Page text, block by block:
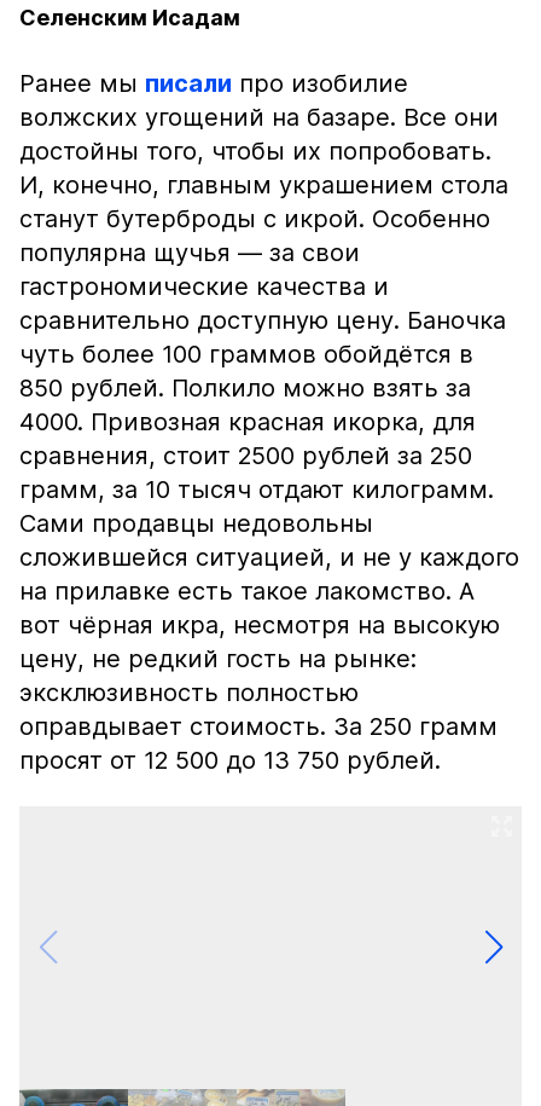
Селенским Исадам
Ранее мы писали про изобилие
волжских угощений на базаре. Все они
достойны того, чтобы их попробовать.
И, конечно, главным украшением стола
станут бутерброды с икрой. Особенно
популярна щучья — за свои
гастрономические качества и
сравнительно доступную цену. Баночка
чуть более 100 граммов обойдётся в
850 рублей. Полкило можно взять за
4000. Привозная красная икорка, для
сравнения, стоит 2500 рублей за 250
грамм, за 10 тысяч отдают килограмм.
Сами продавцы недовольны
сложившейся ситуацией, и не у каждого
на прилавке есть такое лакомство. А
вот чёрная икра, несмотря на высокую
цену, не редкий гость на рынке:
эксклюзивность полностью
оправдывает стоимость. За 250 грамм
просят от 12 500 до 13 750 рублей.